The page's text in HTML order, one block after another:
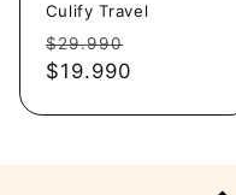
Culify Travel
Precio
habitual
$29.990
$19.990